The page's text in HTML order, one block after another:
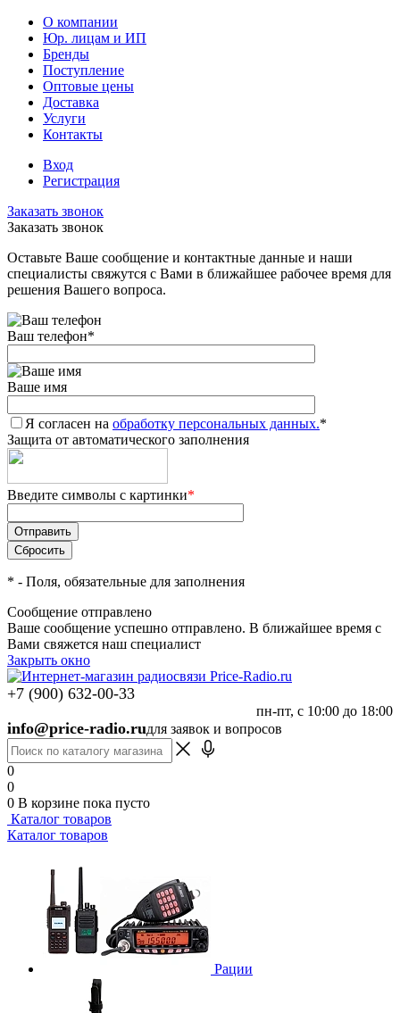
О компании
Юр. лицам и ИП
Бренды
Поступление
Оптовые цены
Доставка
Услуги
Контакты
Вход
Регистрация
Заказать звонок
Заказать звонок
Оставьте Ваше сообщение и контактные данные и наши
специалисты свяжутся с Вами в ближайшее рабочее время для
решения Вашего вопроса.
Ваш телефон*
Ваше имя
Я согласен на обработку персональных данных.*
Защита от автоматического заполнения
Введите символы с картинки*
* - Поля, обязательные для заполнения
Сообщение отправлено
Ваше сообщение успешно отправлено. В ближайшее время с
Вами свяжется наш специалист
Закрыть окно
+7 (900) 632-00-33
пн-пт, с 10:00 до 18:00
info@price-radio.ruдля заявок и вопросов
0
0
0 В корзине пока пусто
Каталог товаров
Каталог товаров
Рации